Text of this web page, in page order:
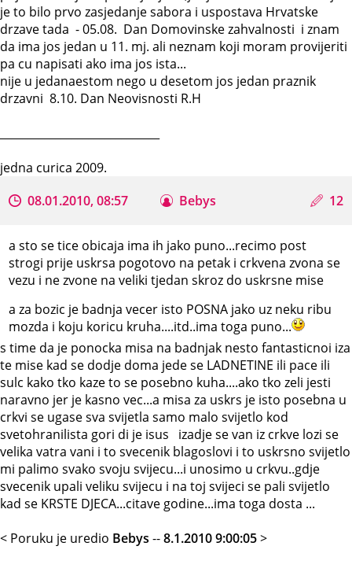
je to bilo prvo zasjedanje sabora i uspostava Hrvatske
drzave tada - 05.08. Dan Domovinske zahvalnosti i znam
da ima jos jedan u 11. mj. ali neznam koji moram provijeriti
pa cu napisati ako ima jos ista...
nije u jedanaestom nego u desetom jos jedan praznik
drzavni 8.10. Dan Neovisnosti R.H
jedna curica 2009.
08.01.2010, 08:57
Bebys 12
a sto se tice obicaja ima ih jako puno...recimo post
strogi prije uskrsa pogotovo na petak i crkvena zvona se
vezu i ne zvone na veliki tjedan skroz do uskrsne mise
a za bozic je badnja vecer isto POSNA jako uz neku ribu
mozda i koju koricu kruha....itd..ima toga puno...
s time da je ponocka misa na badnjak nesto fantasticnoi iza
te mise kad se dodje doma jede se LADNETINE ili pace ili
sulc kako tko kaze to se posebno kuha....ako tko zeli jesti
naravno jer je kasno vec...a misa za uskrs je isto posebna u
crkvi se ugase sva svijetla samo malo svijetlo kod
svetohranilista gori di je isus izadje se van iz crkve lozi se
velika vatra vani i to svecenik blagoslovi i to uskrsno svijetlo
mi palimo svako svoju svijecu...i unosimo u crkvu..gdje
svecenik upali veliku svijecu i na toj svijeci se pali svijetlo
kad se KRSTE DJECA...citave godine...ima toga dosta ...
< Poruku je uredio Bebys --8.1.2010 9:00:05>